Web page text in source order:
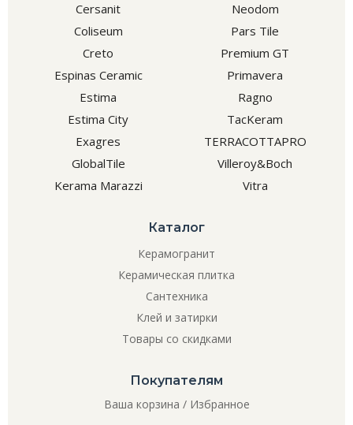
Cersanit
Coliseum
Creto
Espinas Ceramic
Estima
Estima City
Exagres
GlobalTile
Kerama Marazzi
Neodom
Pars Tile
Premium GT
Primavera
Ragno
TacKeram
TERRACOTTAPRO
Villeroy&Boch
Vitra
Каталог
Керамогранит
Керамическая плитка
Сантехника
Клей и затирки
Товары со скидками
Покупателям
Ваша корзина / Избранное